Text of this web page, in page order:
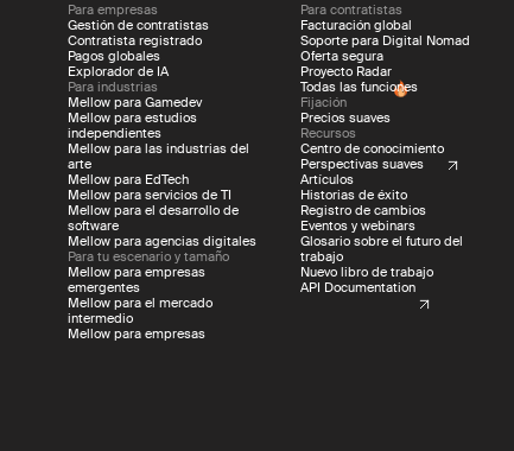
Para empresas
Gestión de contratistas
Contratista registrado
Pagos globales
Explorador de IA
Para industrias
Mellow para Gamedev
Mellow para estudios
independientes
Mellow para las industrias del
arte
Mellow para EdTech
Mellow para servicios de TI
Mellow para el desarrollo de
software
Mellow para agencias digitales
Para tu escenario y tamaño
Mellow para empresas
emergentes
Mellow para el mercado
intermedio
Mellow para empresas
Para contratistas
Facturación global
Soporte para Digital Nomad
Oferta segura
Proyecto Radar
Todas las funciones
Fijación
Precios suaves
Recursos
Centro de conocimiento
Perspectivas suaves
Artículos
Historias de éxito
Registro de cambios
Eventos y webinars
Glosario sobre el futuro del
trabajo
Nuevo libro de trabajo
API Documentation